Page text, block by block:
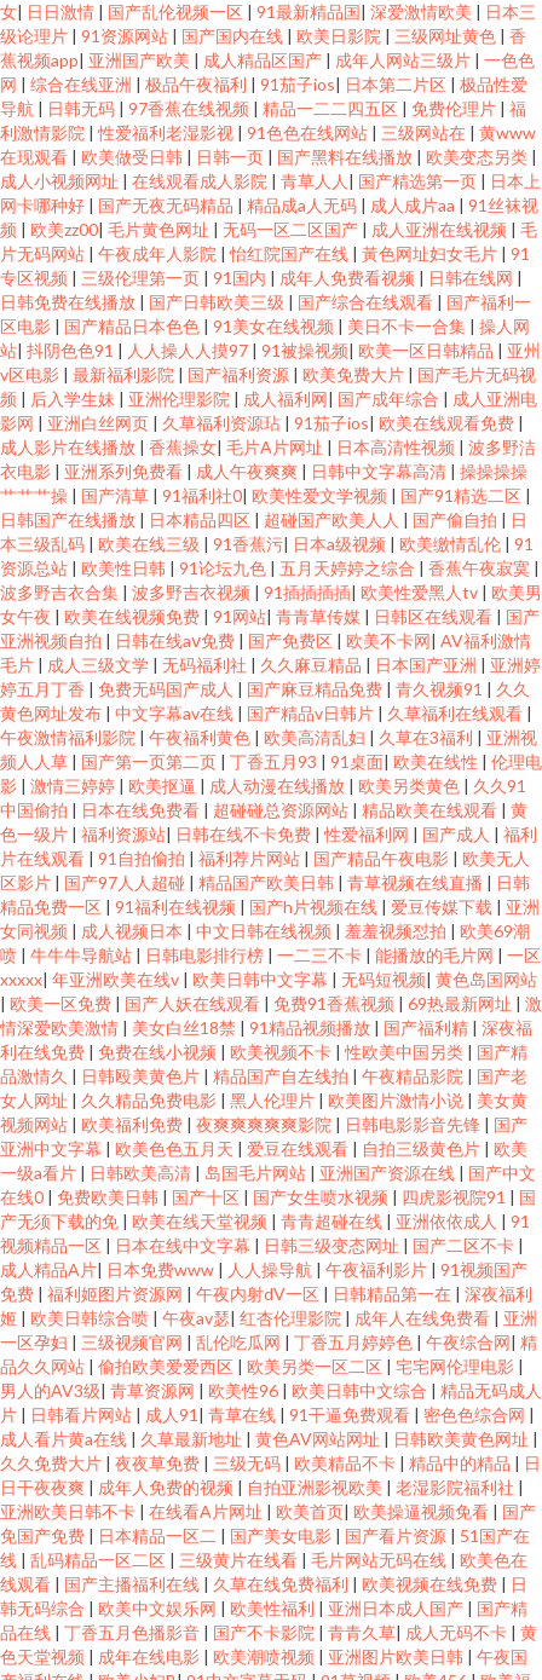
女| 日日激情 | 国产乱伦视频一区 | 91最新精品国| 深爱激情欧美 | 日本三
级论理片 | 91资源网站 | 国产国内在线 | 欧美日影院 | 三级网址黄色 | 香
蕉视频app| 亚洲国产欧美 | 成人精品区国产 | 成年人网站三级片 | 一色色
网 | 综合在线亚洲 | 极品午夜福利 | 91茄子ios| 日本第二片区 | 极品性爱
导航 | 日韩无码 | 97香蕉在线视频 | 精品一二二四五区 | 免费伦理片 | 福
利激情影院 |性爱福利老湿影视 | 91色色在线网站 | 三级网站在 | 黄www
在现观看 | 欧美做受日韩 | 日韩一页 | 国产黑料在线播放 | 欧美变态另类 |
成人小视频网址 | 在线观看成人影院 | 青草人人 | 国产精选第一页 | 日本上
网卡哪种好 | 国产无夜无码精品 | 精品成a人无码 | 成人成片aa | 91丝袜视
频 | 欧美zz00| 毛片黄色网址 | 无码一区二区国产 | 成人亚洲在线视频 | 毛
片无码网站 | 午夜成年人影院 |怡红院国产在线 | 黃色网址妇女毛片 | 91
专区视频 | 三级伦理第一页 | 91国内 | 成年人免费看视频 | 日韩在线网 |
日韩免费在线播放 | 国产日韩欧美三级 | 国产综合在线观看 | 国产福利一
区电影 | 国产精品日本色色 | 91美女在线视频 | 美日不卡一合集 | 操人网
站| 抖阴色色91 | 人人操人人摸97 | 91被操视频| 欧美一区日韩精品 | 亚州
v区电影 | 最新福利影院 | 国产福利资源 | 欧美免费大片 | 国产毛片无码视
频 | 后入学生妹 | 亚洲伦理影院 | 成人福利网| 国产成年综合 | 成人亚洲电
影网 | 亚洲白丝网页 | 久草福利资源玷 | 91茄子ios| 欧美在线观看免费 |
成人影片在线播放 | 香蕉操女| 毛片A片网址 | 日本高清性视频 | 波多野洁
衣电影 | 亚洲系列免费看 | 成人午夜爽爽 | 日韩中文字幕高清 | 操操操操
艹艹艹操 | 国产清草 | 91福利社0| 欧美性爱文学视频 | 国产91精选二区 |
日韩国产在线播放 | 日本精品四区 | 超碰国产欧美人人 | 国产偷自拍 | 日
本三级乱码 | 欧美在线三级 | 91香蕉污| 日本a级视频 | 欧美缴情乱伦 | 91
资源总站 | 欧美性日韩 | 91论坛九色 | 五月天婷婷之综合 | 香蕉午夜寂寞 |
波多野吉衣合集 | 波多野吉衣视频 | 91插插插插| 欧美性爱黑人tv | 欧美男
女午夜 | 欧美在线视频免费 | 91网站| 青青草传媒 | 日韩区在线观看 | 国产
亚洲视频自拍 | 日韩在线aⅴ免费 | 国产免费区 | 欧美不卡网| AV福利激情
毛片 | 成人三级文学 | 无码福利社 | 久久麻豆精品 | 日本国产亚洲 | 亚洲婷
婷五月丁香 | 免费无码国产成人 | 国产麻豆精品免费 | 青久视频91 | 久久
黄色网址发布 | 中文字幕av在线 | 国产精品v日韩片 | 久草福利在线观看 |
午夜激情福利影院 | 午夜福利黄色 | 欧美高清乱妇 | 久草在3福利 | 亚洲视
频人人草 | 国产第一页第二页 | 丁香五月93 | 91桌面| 欧美在线性 | 伦理电
影 | 激情三婷婷 | 欧美抠逼 | 成人动漫在线播放 | 欧美另类黄色 | 久久91
中国偷拍 | 日本在线免费看 | 超碰碰总资源网站 | 精品欧美在线观看 | 黄
色一级片 | 福利资源站| 日韩在线不卡免费 |性爱福利网 | 国产成人 | 福利
片在线观看 | 91自拍偷拍 | 福利荐片网站 | 国产精品午夜电影 | 欧美无人
区影片 | 国产97人人超碰 | 精品国产欧美日韩 | 青草视频在线直播 | 日韩
精品免费一区 | 91福利在线视频 | 国产h片视频在线 | 爱豆传媒下载 | 亚洲
女同视频 | 成人视频日本 | 中文日韩在线视频 | 羞羞视频怼拍 | 欧美69潮
喷 | 牛牛牛导航站 | 日韩电影排行榜 | 一二三不卡 | 能播放的毛片网 | 一区
xxxxx| 年亚洲欧美在线v | 欧美日韩中文字幕 | 无码短视频| 黄色岛国网站
| 欧美一区免费 | 国产人妖在线观看 | 免费91香蕉视频 | 69热最新网址 | 激
情深爱欧美激情 | 美女白丝18禁 | 91精品视频播放 | 国产福利精 | 深夜福
利在线免费 | 免费在线小视频 | 欧美视频不卡 |性欧美中国另类 | 国产精
品激情久 | 日韩殴美黄色片 | 精品国产自左线拍 | 午夜精品影院 | 国产老
女人网址 | 久久精品免费电影 | 黑人伦理片 | 欧美图片激情小说 | 美女黄
视频网站 | 欧美福利免费 | 夜爽爽爽爽爽影院 | 日韩电影影音先锋 | 国产
亚洲中文字幕 | 欧美色色五月天 | 爱豆在线观看 | 自拍三级黄色片 | 欧美
一级a看片 | 日韩欧美高清 | 岛国毛片网站 | 亚洲国产资源在线 | 国产中文
在线0 | 免费欧美日韩 | 国产十区 | 国产女生喷水视频 | 四虎影视院91 | 国
产无须下载的免 | 欧美在线天堂视频 | 青青超碰在线 | 亚洲依依成人 | 91
视频精品一区 | 日本在线中文字幕 | 日韩三级变态网址 | 国产二区不卡 |
成人精品A片| 日本免费www | 人人操导航 | 午夜福利影片 | 91视频国产
免费 | 福利姬图片资源网 | 午夜内射dV一区 | 日韩精品第一在 | 深夜福利
姬 | 欧美日韩综合喷 | 午夜av瑟| 红杏伦理影院 | 成年人在线免费看 | 亚洲
一区孕妇 | 三级视频官网 | 乱伦吃瓜网 | 丁香五月婷婷色 | 午夜综合网| 精
品久久网站 | 偷拍欧美爱爱西区 | 欧美另类一区二区 | 宅宅网伦理电影 |
男人的AV3级| 青草资源网 | 欧美性96 | 欧美日韩中文综合 | 精品无码成人
片 | 日韩看片网站 | 成人91 | 青草在线 | 91干逼免费观看 | 密色色综合网 |
成人看片黄a在线 | 久草最新地址 | 黄色AV网站网址 | 日韩欧美黄色网址 |
久久免费大片 | 夜夜草免费 | 三级无码 | 欧美精品不卡 | 精品中的精品 | 日
日干夜夜爽 | 成年人免费的视频 | 自拍亚洲影视欧美 | 老湿影院福利社 |
亚洲欧美日韩不卡 | 在线看A片网址 | 欧美首页| 欧美操逼视频免看 | 国产
免国产免费 | 日本精品一区二 | 国产美女电影 | 国产看片资源 | 51国产在
线 | 乱码精品一区二区 | 三级黄片在线看 | 毛片网站无码在线 | 欧美色在
线观看 | 国产主播福利在线 | 久草在线免费福利 | 欧美视频在线免费 | 日
韩无码综合 | 欧美中文娱乐网 | 欧美性福利 | 亚洲日本成人国产 | 国产精
品在线 | 丁香五月色播影音 | 国产不卡影院 | 青青久草| 成人无码不卡 | 黄
色天堂视频 | 成年在线电影 | 欧美潮喷视频 | 亚洲图片欧美日韩 | 午夜国